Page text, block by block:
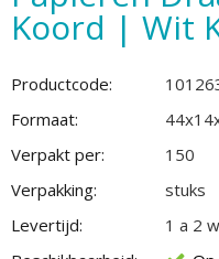
Koord | Wit
Productcode:
Formaat:
Verpakt per:
150
Verpakking:
stuks
Levertijd:
1 a 2